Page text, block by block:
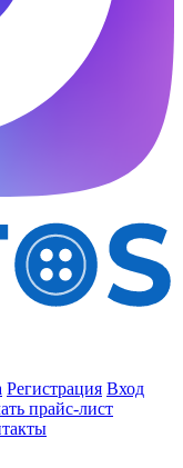
Регистрация Вход
прайс-лист